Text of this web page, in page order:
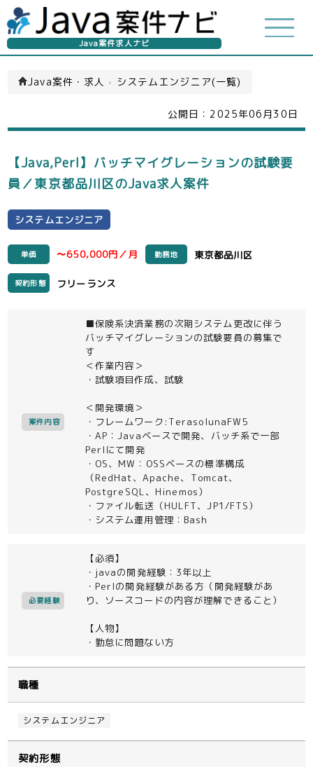
Java案件求人ナビ
Java案件・求人 › システムエンジニア(一覧)
公開日： 2025年06月30日
【Java,Perl】バッチマイグレーションの試験要
員／東京都品川区のJava求人案件
システムエンジニア
単価 〜650,000円／月 勤務地 東京都品川区
契約形態 フリーランス
案件内容
■保険系決済業務の次期システム更改に伴う
バッチマイグレーションの試験要員の募集で
す
＜作業内容＞
・試験項目作成、試験
＜開発環境＞
・フレームワーク:TerasolunaFW5
・AP：Javaベースで開発、バッチ系で一部
Perlにて開発
・OS、MW：OSSベースの標準構成
（RedHat、Apache、Tomcat、
PostgreSQL、Hinemos）
・ファイル転送（HULFT、JP1/FTS）
・システム運用管理：Bash
必要経験
【必須】
・javaの開発経験：3年以上
・Perlの開発経験がある方（開発経験があ
り、ソースコードの内容が理解できること）
【人物】
・勤怠に問題ない方
職種
システムエンジニア
契約形態